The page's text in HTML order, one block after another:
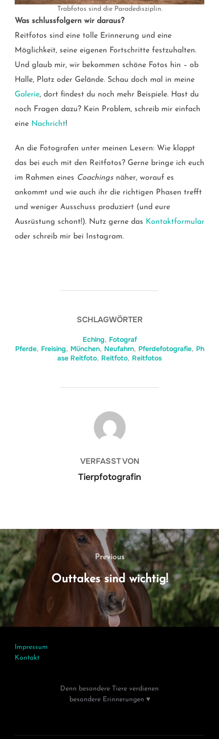
Trabfotos sind die Paradedisziplin.
Was schlussfolgern wir daraus?
Reitfotos sind eine tolle Erinnerung und eine
Möglichkeit, seine eigenen Fortschritte festzuhalten.
Und glaub mir, wir bekommen schöne Fotos hin – ob
Halle, Platz oder Gelände. Schau doch mal in meine
Galerie, dort findest du noch mehr Beispiele. Hast du
noch Fragen dazu? Kein Problem, schreib mir einfach
eine Nachricht!
An die Fotografen unter meinen Lesern: Wie klappt
das bei euch mit den Reitfotos? Gerne bringe ich euch
im Rahmen eines Coachings näher, worauf es
ankommt und wie auch ihr die richtigen Phasen trefft
und weniger Ausschuss produziert (und eure
Ausrüstung schont!). Nutz gerne das Kontaktformular
oder schreib mir bei Instagram.
SCHLAGWÖRTER
Eching, Fotograf
Pferde, Freising, München, Neufahrn, Pferdefotografie, Ph
ase Reitfoto, Reitfoto, Reitfotos
BEITRAGSAUTOR
VERFASST VON
Tierpfotografin
Beitragsnavigation
Previous
Previous
Outtakes sind wichtig!
Impressum
Kontakt
Denn besondere Tiere verdienen
besondere Erinnerungen ♥